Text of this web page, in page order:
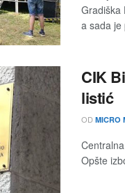
Gradiška
a sada je
CIK
listić
OD MICRO
Opšte